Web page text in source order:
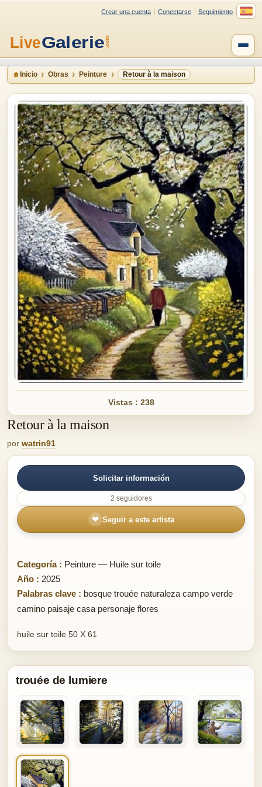
Crear una cuenta Conectarse Seguimiento
Inicio Obras Peinture Retour à la maison
Vistas : 238
Retour à la maison
por watrin91
Solicitar información
2 seguidores
❤ Seguir a este artista
Categoría : Peinture — Huile sur toile
Año : 2025
Palabras clave : bosque trouée naturaleza campo verde
camino paisaje casa personaje flores
huile sur toile 50 X 61
trouée de lumiere